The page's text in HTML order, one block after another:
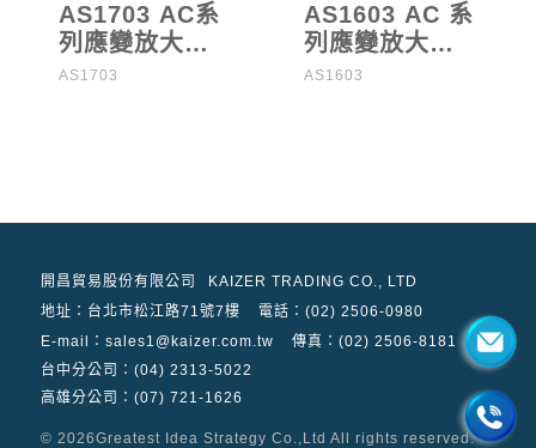
AS1703 AC系
列應變放大器
（已停產）
AS1703
AS1603 AC 系
列應變放大器
（已停產）
AS1603
開昌貿易股份有限公司
KAIZER TRADING CO., LTD
地址： 台北市松江路71號7樓
電話：(02) 2506-0980
E-mail：sales1@kaizer.com.tw
傳真：(02) 2506-8181
台中分公司：(04) 2313-5022
高雄分公司：(07) 721-1626
© 2026Greatest Idea Strategy Co.,Ltd All rights reserved.